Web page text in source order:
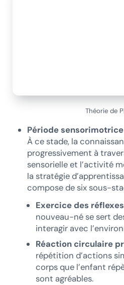
Théorie de
Période sensorimotrice
À ce stade, la
progressivement à
sensorielle et l’activité
la stratégie
compose de six sous-
Exercice des réflexes
nouveau-né se sert
interagir avec
Réaction circulaire
répétition d’actions
corps que l’enfant
sont agréables.